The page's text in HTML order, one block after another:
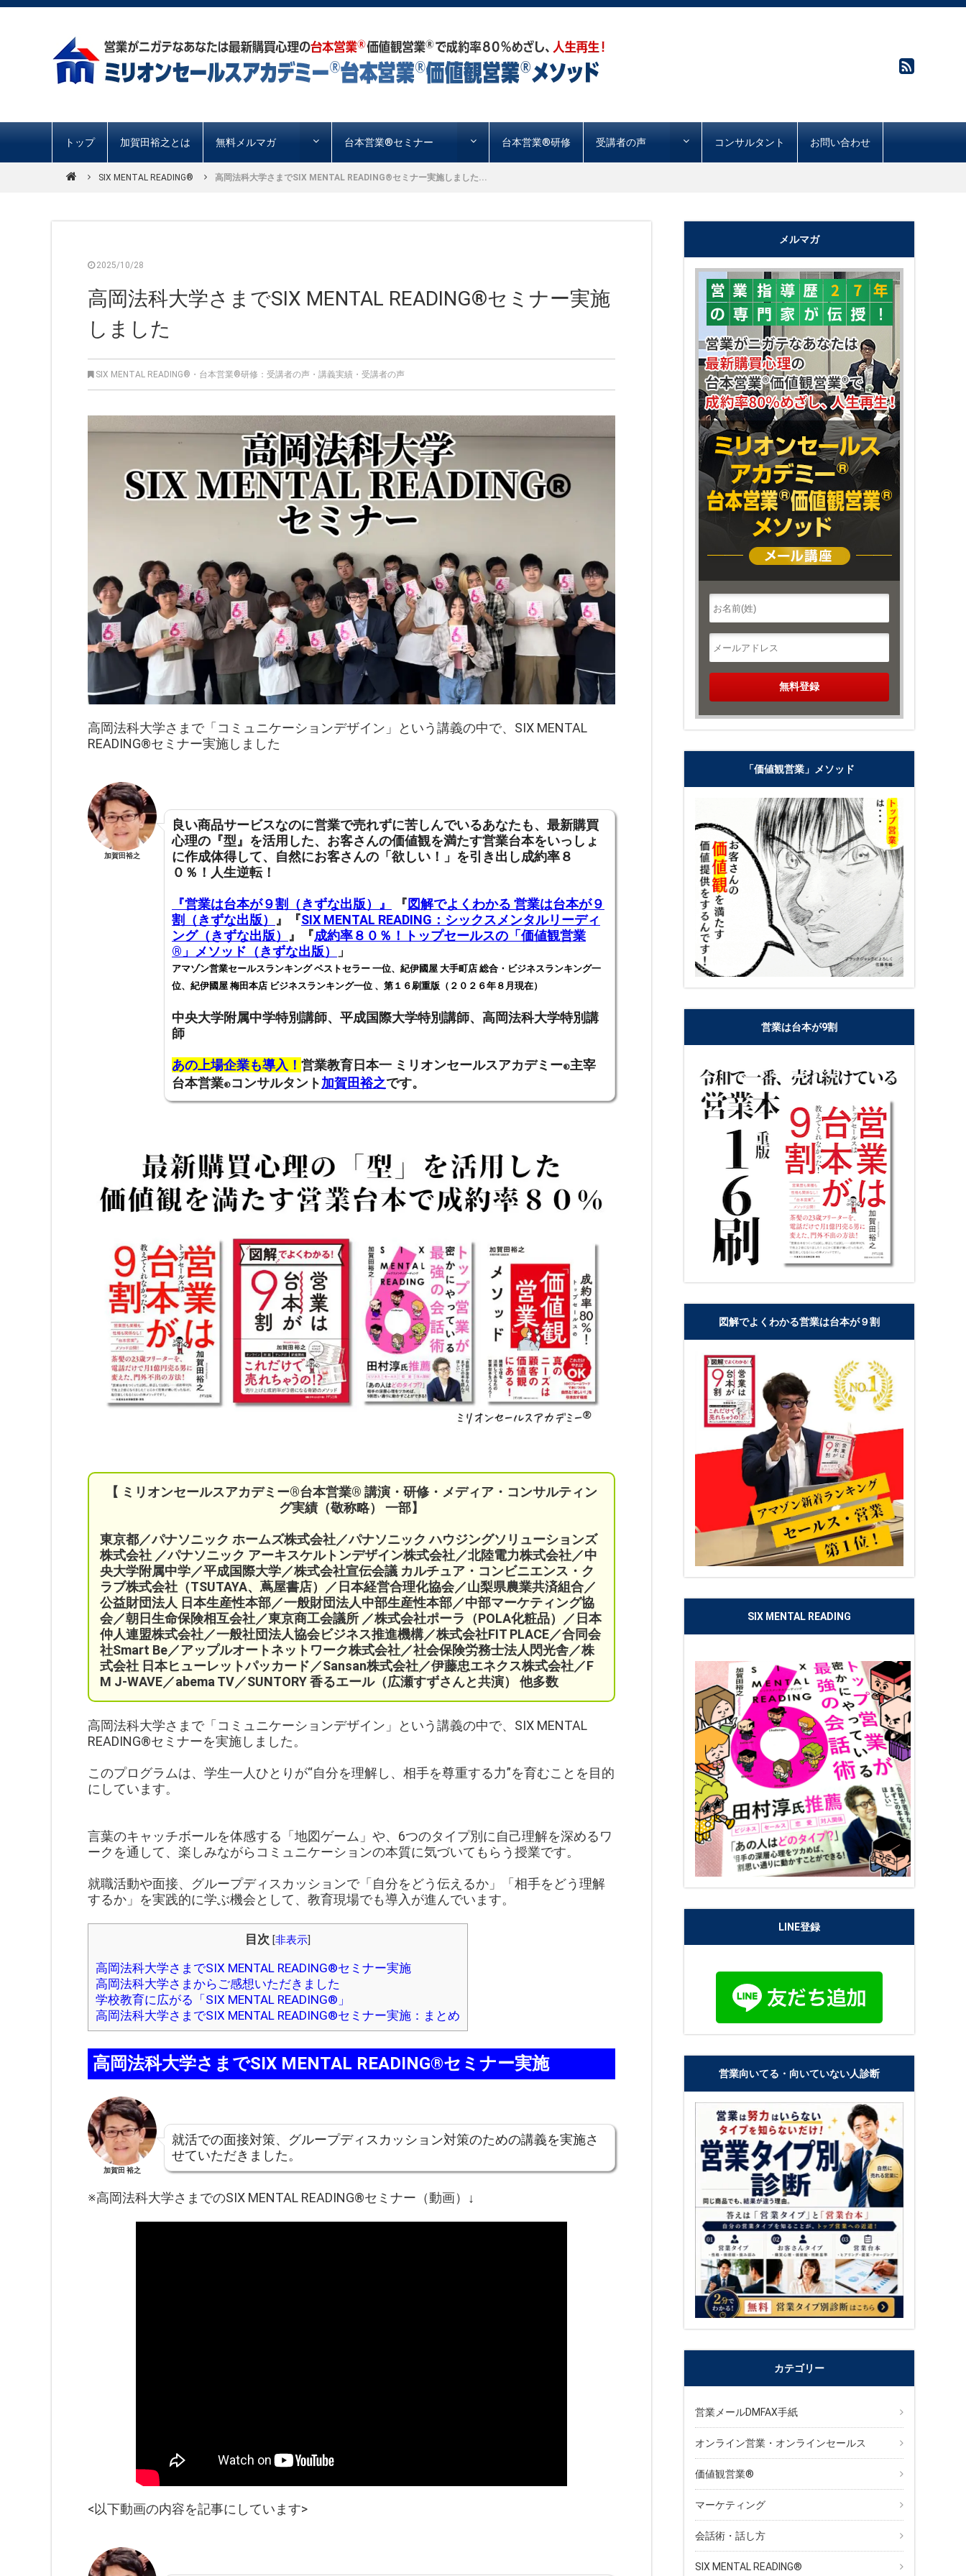
トップ 加賀田裕之とは 無料メルマガ 台本営業®︎セミナー 台本営業®︎研修 受講者の声 コンサルタント お問い合わせ
SIX MENTAL READING®︎ 高岡法科大学さまでSIX MENTAL READING®︎セミナー実施しました...
2025/10/28
高岡法科大学さまでSIX MENTAL READING®︎セミナー実施
しました
SIX MENTAL READING®︎ ・ 台本営業®︎研修：受講者の声 ・ 講義実績 ・ 受講者の声
高岡法科大学さまで「コミュニケーションデザイン」という講義の中で、SIX MENTAL
READING®︎セミナー実施しました
加賀田裕之
良い商品サービスなのに営業で売れずに苦しんでいるあなたも、 最新購買
心理の『型』を活用した、お客さんの価値観を満たす営業台本をいっしょ
に作成体得して、 自然にお客さんの「欲しい！」を引き出し成約率８
０％！人生逆転！
『営業は台本が９割（きずな出版）』 『図解でよくわかる 営業は台本が９
割（きずな出版） 』『SIX MENTAL READING：シックスメンタルリーディ
ング（きずな出版） 』『成約率８０％！トップセールスの「価値観営業
®️」メソッド（きずな出版）
」
アマゾン営業セールスランキング ベストセラー 一位、紀伊國屋 大手町店 総合・ビジネスランキング一
位、紀伊國屋 梅田本店 ビジネスランキング一位 、第１６刷重版（２０２６年８月現在）
中央大学附属中学特別講師、 平成国際大学特別講師、高岡法科大学特別講
師
あの上場企業も導入！ 営業教育日本一 ミリオンセールスアカデミー®主宰
台本営業®コンサルタント加賀田裕之です。
【 ミリオンセールスアカデミー®︎台本営業®︎ 講演・研修・メディア・コンサルティン
グ実績（敬称略） 一部】
東京都／パナソニック ホームズ株式会社／パナソニック ハウジングソリューションズ
株式会社 ／パナソニック アーキスケルトンデザイン株式会社／北陸電力株式会社／中
央大学附属中学／平成国際大学／株式会社宣伝会議 カルチュア・コンビニエンス・ク
ラブ株式会社（TSUTAYA、蔦屋書店）／ 日本経営合理化協会／山梨県農業共済組合／
公益財団法人 日本生産性本部／一般財団法人中部生産性本部／中部マーケティング協
会／朝日生命保険相互会社／東京商工会議所 ／株式会社ポーラ（POLA化粧品）
／日本
仲人連盟株式会社／一般社団法人協会ビジネス推進機構／株式会社FIT PLACE／合同会
社Smart Be／アップルオートネットワーク株式会社／社会保険労務士法人閃光舎／株
式会社 日本ヒューレットパッカード／Sansan株式会社／伊藤忠エネクス株式会社／F
M J-WAVE／abema TV／SUNTORY 香るエール（広瀬すずさんと共演） 他多数
高岡法科大学さまで「コミュニケーションデザイン」という講義の中で、SIX MENTAL
READING®︎セミナーを実施しました。
このプログラムは、学生一人ひとりが“自分を理解し、相手を尊重する力”を育むことを目的
にしています。
言葉のキャッチボールを体感する「地図ゲーム」や、6つのタイプ別に自己理解を深めるワ
ークを通して、楽しみながらコミュニケーションの本質に気づいてもらう授業です。
就職活動や面接、グループディスカッションで「自分をどう伝えるか」「相手をどう理解
するか」を実践的に学ぶ機会として、教育現場でも導入が進んでいます。
目次 [非表示]
高岡法科大学さまでSIX MENTAL READING®︎セミナー実施
高岡法科大学さまからご感想いただきました
学校教育に広がる「SIX MENTAL READING®︎」
高岡法科大学さまでSIX MENTAL READING®︎セミナー実施：まとめ
高岡法科大学さまでSIX MENTAL READING®︎セミナー実施
加賀田 裕之
就活での面接対策、グループディスカッション対策のための講義を実施さ
せていただきました。
※高岡法科大学さまでのSIX MENTAL READING®︎セミナー（動画）↓
<以下動画の内容を記事にしています>
メルマガ
「価値観営業」メソッド
営業は台本が9割
図解でよくわかる営業は台本が９割
SIX MENTAL READING
LINE登録
営業向いてる・向いていない人診断
カテゴリー
営業メールDMFAX手紙
オンライン営業・オンラインセールス
価値観営業®︎
マーケティング
会話術・話し方
SIX MENTAL READING®︎